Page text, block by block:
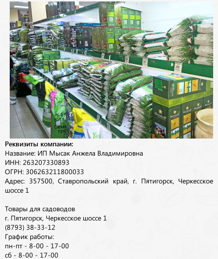
Реквизиты компании:
Название: ИП Мысак Анжела Владимировна
ИНН: 263207330893
ОГРН: 306263211800033
Адрес: 357500, Ставропольский край, г. Пятигорск, Черкесское
шоссе 1
Товары для садоводов
г. Пятигорск, Черкесское шоссе 1
(8793) 38-33-12
График работы:
пн-пт - 8-00 - 17-00
сб - 8-00 - 17-00